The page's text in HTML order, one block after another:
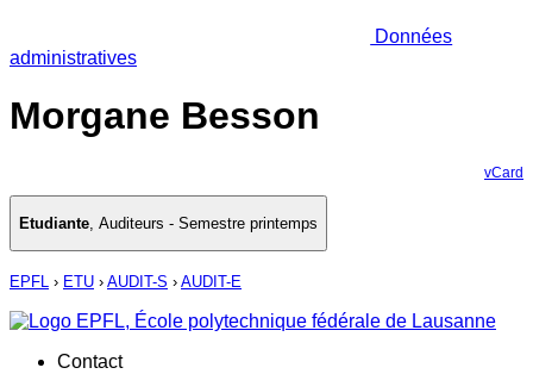
Données
administratives
Morgane Besson
vCard
Etudiante, Auditeurs - Semestre printemps
EPFL › ETU › AUDIT-S › AUDIT-E
Contact